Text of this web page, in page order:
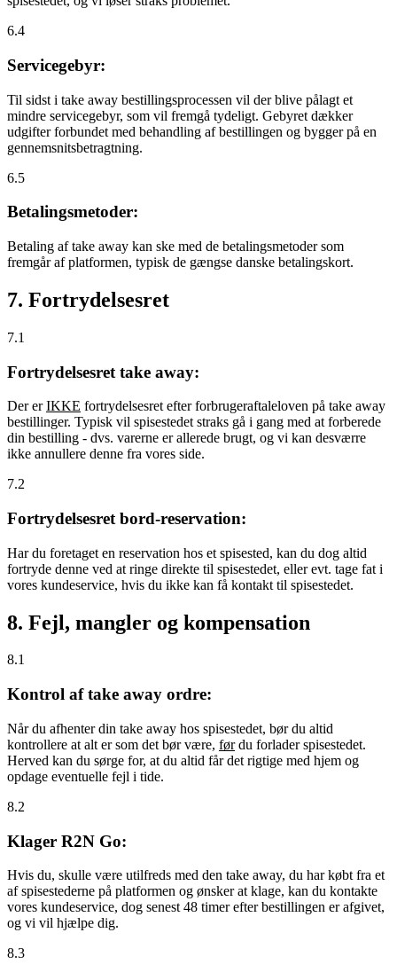
6.4
Servicegebyr:
Til sidst i take away bestillingsprocessen vil der blive pålagt et
mindre servicegebyr, som vil fremgå tydeligt. Gebyret dækker
udgifter forbundet med behandling af bestillingen og bygger på en
gennemsnitsbetragtning.
6.5
Betalingsmetoder:
Betaling af take away kan ske med de betalingsmetoder som
fremgår af platformen, typisk de gængse danske betalingskort.
7. Fortrydelsesret
7.1
Fortrydelsesret take away:
Der erIKKE fortrydelsesret efter forbrugeraftaleloven på take away
bestillinger. Typisk vil spisestedet straks gå i gang med at forberede
din bestilling - dvs. varerne er allerede brugt, og vi kan desværre
ikke annullere denne fra vores side.
7.2
Fortrydelsesret bord-reservation:
Har du foretaget en reservation hos et spisested, kan du dog altid
fortryde denne ved at ringe direkte til spisestedet, eller evt. tage fat i
vores kundeservice, hvis du ikke kan få kontakt til spisestedet.
8. Fejl, mangler og kompensation
8.1
Kontrol af take away ordre:
Når du afhenter din take away hos spisestedet, bør du altid
kontrollere at alt er som det bør være, førdu forlader spisestedet.
Herved kan du sørge for, at du altid får det rigtige med hjem og
opdage eventuelle fejl i tide.
8.2
Klager R2N Go:
Hvis du, skulle være utilfreds med den take away, du har købt fra et
af spisestederne på platformen og ønsker at klage, kan du kontakte
vores kundeservice, dog senest 48 timer efter bestillingen er afgivet,
og vi vil hjælpe dig.
8.3